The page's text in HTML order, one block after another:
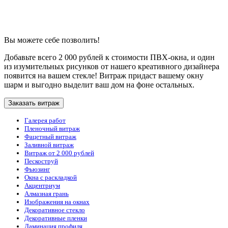
Вы можете себе позволить!
Добавьте всего 2 000 рублей к стоимости ПВХ-окна, и один
из изумительных рисунков от нашего креативного дизайнера
появится на вашем стекле! Витраж придаст вашему окну
шарм и выгодно выделит ваш дом на фоне остальных.
Заказать витраж
Галерея работ
Пленочный витраж
Фацетный витраж
Заливной витраж
Витраж от 2 000 рублей
Пескоструй
Фьюзинг
Окна с раскладкой
Акцентриум
Алмазная грань
Изображения на окнах
Декоративное стекло
Декоративные пленки
Ламинация профиля